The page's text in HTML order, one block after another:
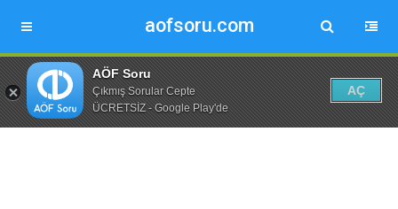
aofsoru.com
AÖF Soru
Çıkmış Sorular Cepte
ÜCRETSİZ - Google Play'de
AÇ